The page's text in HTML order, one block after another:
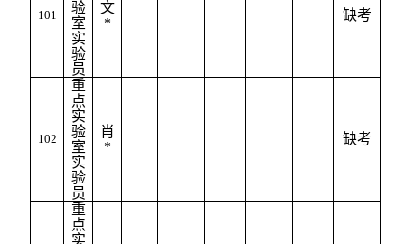
101
验
室
实
验
员
文
*
缺考
102
重
点
实
验
室
实
验
员
肖
*
缺考
重
点
实